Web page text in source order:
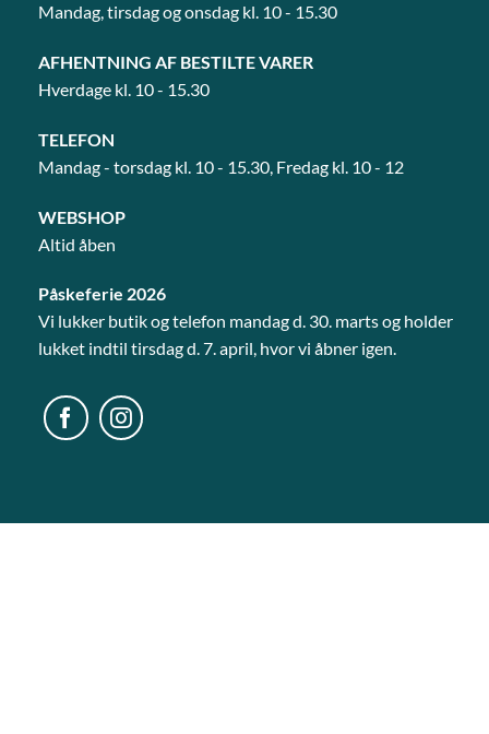
Mandag, tirsdag og onsdag kl. 10 - 15.30
AFHENTNING AF BESTILTE VARER
Hverdage kl. 10 - 15.30
TELEFON
Mandag - torsdag kl. 10 - 15.30, Fredag kl. 10 - 12
WEBSHOP
Altid åben
Påskeferie 2026
Vi lukker butik og telefon mandag d. 30. marts og holder
lukket indtil tirsdag d. 7. april, hvor vi åbner igen.